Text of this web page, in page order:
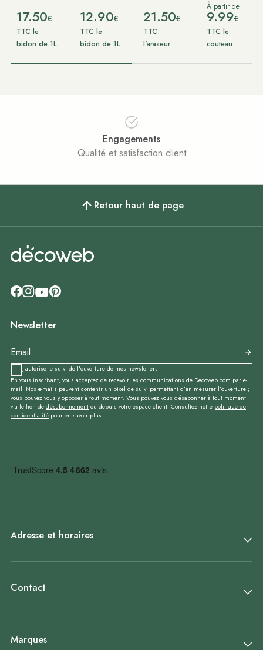
17.50€
TTC le
bidon de 1L
12.90€
TTC le
bidon de 1L
21.50€
TTC
l'araseur
À partir de
9.99€
TTC le
couteau
Engagements
Qualité et satisfaction client
Retour haut de page
Newsletter
J'autorise le suivi de l'ouverture de mes newsletters.
En vous inscrivant, vous acceptez de recevoir les communications de Decoweb.com par e-
mail. Nos e-mails peuvent contenir un pixel de suivi permettant d’en mesurer l’ouverture ;
vous pouvez vous y opposer à tout moment. Vous pouvez vous désabonner à tout moment
via le lien de désabonnement ou depuis votre espace client. Consultez notre politique de
confidentialité pour en savoir plus.
Adresse et horaires
Contact
Marques